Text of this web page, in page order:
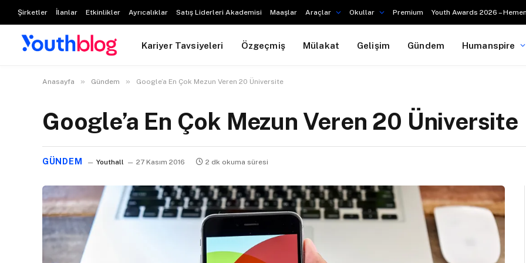
Şirketler İlanlar Etkinlikler Ayrıcalıklar Satış Liderleri Akademisi Maaşlar Araçlar Okullar Premium Youth Awards 2026 –
Kariyer Tavsiyeleri Özgeçmiş Mülakat Gelişim Gündem Humanspire
Anasayfa » Gündem » Google’a En Çok Mezun Veren 20 Üniversite
Google’a En Çok Mezun Veren 20 Üniversite
GÜNDEM Youthall 27 Kasım 2016 2 dk okuma süresi